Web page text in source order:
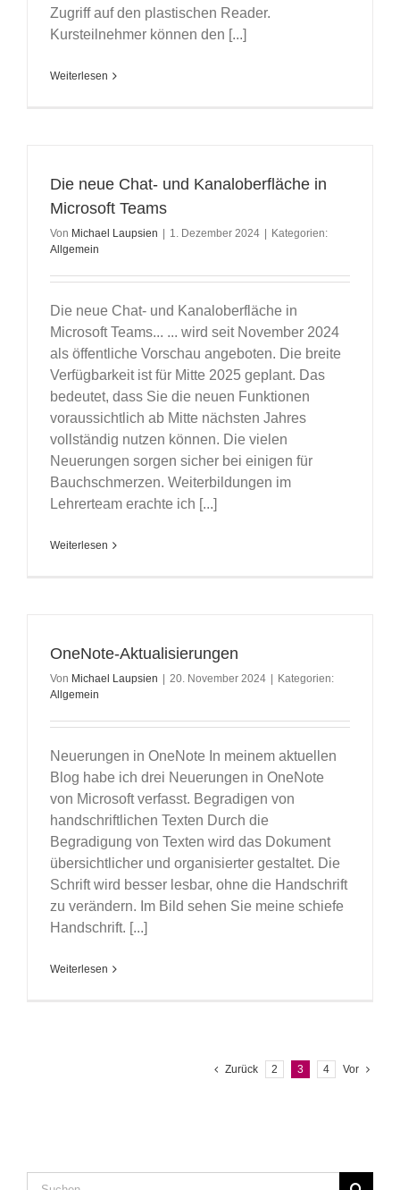
Zugriff auf den plastischen Reader.
Kursteilnehmer können den [...]
Weiterlesen
Die neue Chat- und Kanaloberfläche in
Microsoft Teams
Von Michael Laupsien 1. Dezember 2024
Kategorien:
Allgemein
Die neue Chat- und Kanaloberfläche in
Microsoft Teams... ... wird seit November 2024
als öffentliche Vorschau angeboten. Die breite
Verfügbarkeit ist für Mitte 2025 geplant. Das
bedeutet, dass Sie die neuen Funktionen
voraussichtlich ab Mitte nächsten Jahres
vollständig nutzen können. Die vielen
Neuerungen sorgen sicher bei einigen für
Bauchschmerzen. Weiterbildungen im
Lehrerteam erachte ich [...]
Weiterlesen
OneNote-Aktualisierungen
Von Michael Laupsien 20. November 2024
Kategorien:
Allgemein
Neuerungen in OneNote In meinem aktuellen
Blog habe ich drei Neuerungen in OneNote
von Microsoft verfasst. Begradigen von
handschriftlichen Texten Durch die
Begradigung von Texten wird das Dokument
übersichtlicher und organisierter gestaltet. Die
Schrift wird besser lesbar, ohne die Handschrift
zu verändern. Im Bild sehen Sie meine schiefe
Handschrift. [...]
Weiterlesen
Zurück 2 3 4 Vor
Suche